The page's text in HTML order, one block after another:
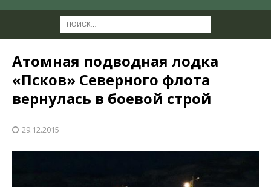
Атомная подводная лодка
«Псков» Северного флота
вернулась в боевой строй
29.12.2015